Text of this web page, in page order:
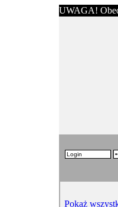
UWAGA!
Pokaż